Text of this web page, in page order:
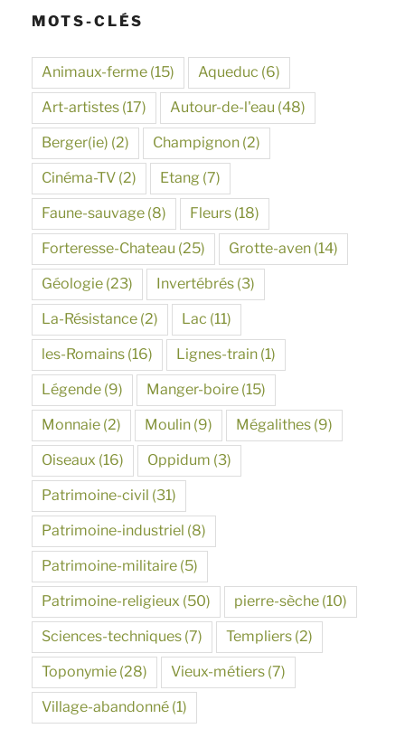
MOTS-CLÉS
Animaux-ferme (15) Aqueduc (6)
Art-artistes (17) Autour-de-l'eau (48)
Berger(ie) (2) Champignon (2)
Cinéma-TV (2) Etang (7)
Faune-sauvage (8) Fleurs (18)
Forteresse-Chateau (25) Grotte-aven (14)
Géologie (23) Invertébrés (3)
La-Résistance (2) Lac (11)
les-Romains (16) Lignes-train (1)
Légende (9) Manger-boire (15)
Monnaie (2) Moulin (9) Mégalithes (9)
Oiseaux (16) Oppidum (3)
Patrimoine-civil (31)
Patrimoine-industriel (8)
Patrimoine-militaire (5)
Patrimoine-religieux (50) pierre-sèche (10)
Sciences-techniques (7) Templiers (2)
Toponymie (28) Vieux-métiers (7)
Village-abandonné (1)